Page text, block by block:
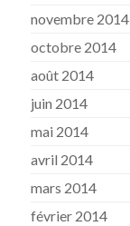
novembre 2014
octobre 2014
août 2014
juin 2014
mai 2014
avril 2014
mars 2014
février 2014